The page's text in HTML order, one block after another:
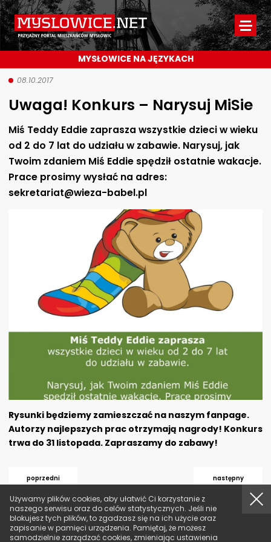
Używamy plików cookies, aby ułatwić Ci korzystanie z
naszego serwisu oraz do celów statystycznych. Jeśli nie
blokujesz tych plików, to zgadzasz się na ich użycie oraz
zapisanie w pamięci urządzenia. Pamiętaj, że możesz
samodzielnie zarządzać cookies, zmieniając ustawienia
Myslowice.net
-
Przyjazny
portal
mieszkańców
Mysłowic
MYSŁOWICE NA JĘZYKACH
08.10.2017
Uwaga! Konkurs – Narysuj MiSie
Miś Teddy Eddie zaprasza wszystkie dzieci w wieku
od 2 do 7 lat do udziału w zabawie. Narysuj, jak
Twoim zdaniem Miś Eddie spędził ostatnie wakacje.
Prace prosimy wysłać na adres:
sekretariat@wieza-babel.pl
Rysunki będziemy zamieszczać na naszym fanpage.
Autorzy najlepszych prac otrzymają nagrody! Konkurs
trwa do 31 listopada. Zapraszamy do zabawy!
poprzedni następny
O NAS REDAKCJA KONTAKT POLITYKA PRYWATNOŚCI